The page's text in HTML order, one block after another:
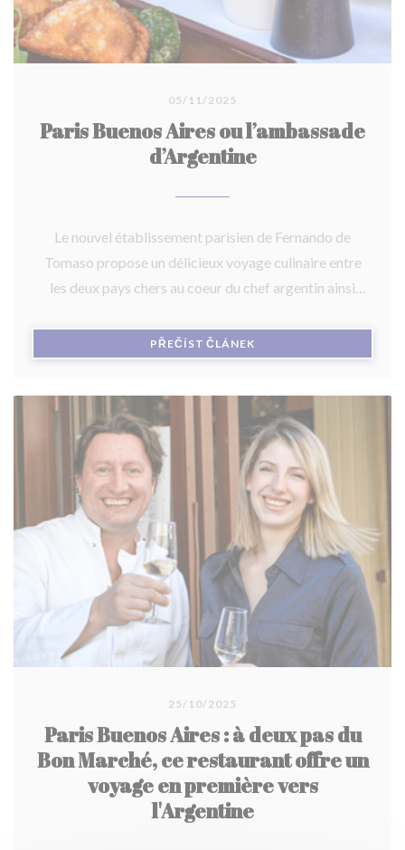
05/11/2025
Paris Buenos Aires ou l’ambassade
d’Argentine
Le nouvel établissement parisien de Fernando de
Tomaso propose un délicieux voyage culinaire entre
les deux pays chers au coeur du chef argentin ainsi
PŘEČÍST ČLÁNEK((OTEVŘE SE V NOVÉM
25/10/2025
Paris Buenos Aires : à deux pas du
Bon Marché, ce restaurant offre un
voyage en première vers
l'Argentine